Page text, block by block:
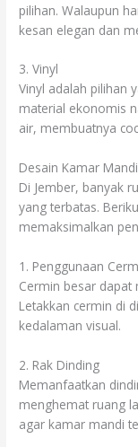
pilihan. Walaupun
kesan elegan dan
3. Vinyl
Vinyl adalah pilihan
material ekonomis
air, membuatnya
Desain Kamar
Di Jember, banyak
yang terbatas.
memaksimalkan
1. Penggunaan
Cermin besar dapat
Letakkan cermin di
kedalaman visual.
2. Rak Dinding
Memanfaatkan
menghemat ruang
agar kamar mandi